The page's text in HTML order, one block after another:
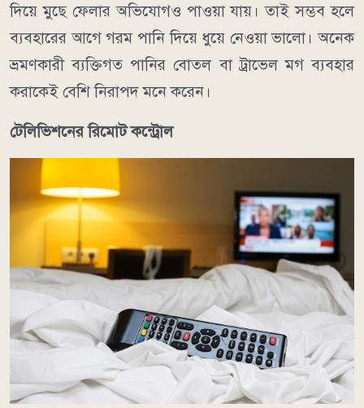
দিয়ে মুছে ফেলার অভিযোগও পাওয়া যায়। তাই সম্ভব হলে
ব্যবহারের আগে গরম পানি দিয়ে ধুয়ে নেওয়া ভালো। অনেক
ভ্রমণকারী ব্যক্তিগত পানির বোতল বা ট্রাভেল মগ ব্যবহার
করাকেই বেশি নিরাপদ মনে করেন।
টেলিভিশনের রিমোট কন্ট্রোল